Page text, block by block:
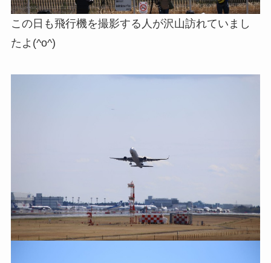
この日も飛行機を撮影する人が沢山訪れていまし
たよ(^o^)